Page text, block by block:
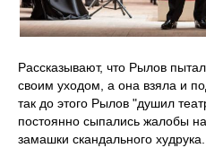
Рассказывают, что Рылов
своим уходом, а она взяла и
так до этого Рылов "душил
постоянно сыпались жалобы
замашки скандального